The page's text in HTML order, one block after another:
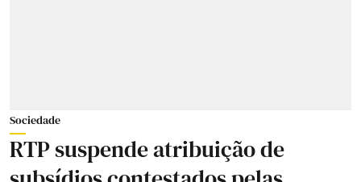
Sociedade
RTP suspende atribuição de